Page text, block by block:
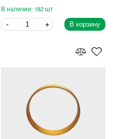
182
В корзину